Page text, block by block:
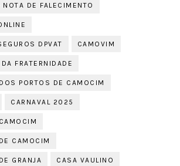
DE FALECIMENTO
DPVAT CAMOVIM
FRATERNIDADE
PORTOS DE CAMOCIM
CARNAVAL 2025
CAMOCIM
GRANJA CASA VAULINO